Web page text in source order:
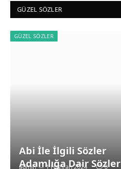
GÜZEL SÖZLER
GÜZEL SÖZLER
Abi İle İlgili Sözler
admin 1 Haziran 2024 0
Adamlığa Dair Sözler